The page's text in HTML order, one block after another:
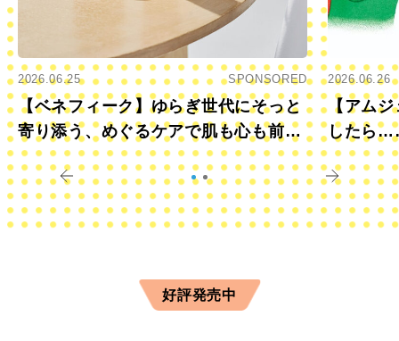
2026.06.25 SPONSORED
【ベネフィーク】ゆらぎ世代にそっと
寄り添う、めぐるケアで肌も心も前向
きに
2026.06.26
【アムジ
したら
すか？
好評発売中